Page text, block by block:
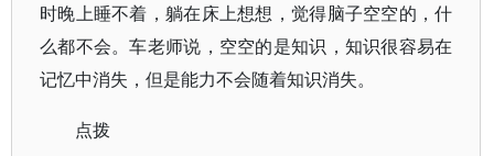
时晚上睡不着，躺在床上想想，觉得脑子空空的，什
么都不会。车老师说，空空的是知识，知识很容易在
记忆中消失，但是能力不会随着知识消失。
点拨